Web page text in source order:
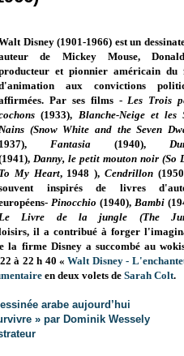
Disney (1901-1966) est un
de Mickey Mouse,
et pionnier américain du
aux convictions
Par ses films -Les Trois
(1933), Blanche-Neige et les
(Snow White and the Seven
1937),Fantasia (1940),
Danny, le petit mouton noir (So
To My Heart, 1948), Cendrillon
inspirés de livres
Pinocchio (1940),Bambi
Livre de la jungle (The
loisirs, il a contribué à forger
la firme Disney a succombé au
à 22 h 40 «Walt Disney -
en deux volets de Sarah Colt.
arabe aujourd’hui
» par Dominik Wessely